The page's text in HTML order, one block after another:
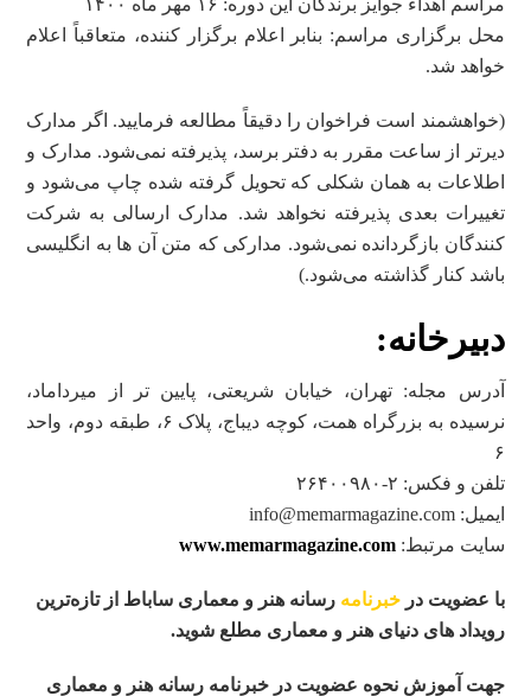
محل برگزاری مراسم: بنابر اعلام برگزار کننده، متعاقباً اعلام
خواهد شد.
(خواهشمند است فراخوان را دقیقاً مطالعه فرمایید. اگر مدارک
دیرتر از ساعت مقرر به دفتر برسد،‌ پذیرفته نمی‌شود. مدارک و
اطلاعات به همان شکلی که تحویل گرفته شده چاپ ‌می‌‌شود و
تغییرات بعدی پذیرفته نخواهد شد. مدارک ارسالی به شرکت‌
کنندگان بازگردانده نمی‌شود. مدارکی که متن آن ها به انگلیسی
باشد کنار گذاشته می‌شود.)
دبیرخانه:
آدرس مجله: تهران، خیابان شریعتی، پایین تر از میرداماد،
نرسیده به بزرگراه همت، کوچه دیباج، پلاک ۶، طبقه دوم، واحد
۶
تلفن‌ و فکس:‌ ۲-۲۶۴۰۰۹۸۰
ایمیل: info@memarmagazine.com
سایت مرتبط:www.memarmagazine.com
با عضویت درخبرنامه رسانه هنر و معماری ساباط از تازهترین
رویداد های دنیای هنر و معماری مطلع شوید.
جهت آموزش نحوه عضویت در خبرنامه رسانه هنر و معماری